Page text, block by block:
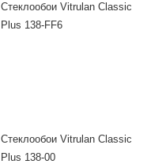
Стеклообои Vitrulan Classic
Plus 138-FF6
Стеклообои Vitrulan Classic
Plus 138-00